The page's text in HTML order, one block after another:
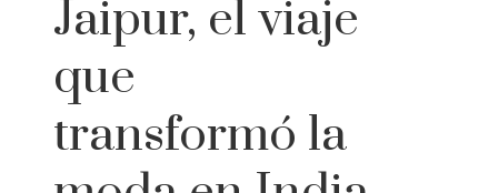
Jaipur, el viaje
que
transformó la